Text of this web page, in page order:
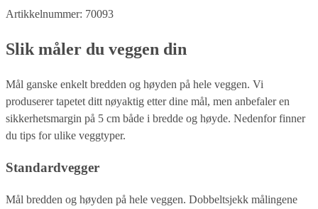
Artikkelnummer: 70093
Slik måler du veggen din
Mål ganske enkelt bredden og høyden på hele veggen. Vi
produserer tapetet ditt nøyaktig etter dine mål, men anbefaler en
sikkerhetsmargin på 5 cm både i bredde og høyde. Nedenfor finner
du tips for ulike veggtyper.
Standardvegger
Mål bredden og høyden på hele veggen. Dobbeltsjekk målingene